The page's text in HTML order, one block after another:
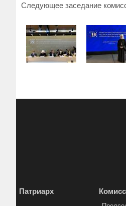
Следующее заседание
Патриарх